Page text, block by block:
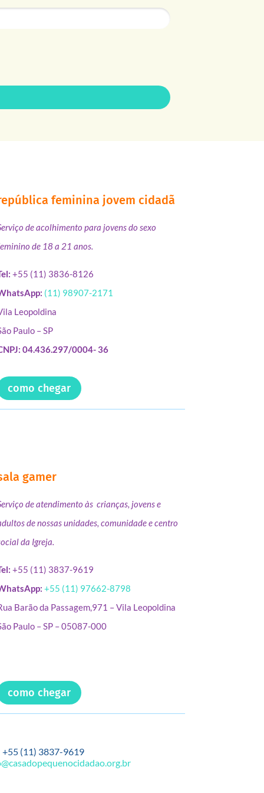
feminina jovem cidadã
de acolhimento para jovens do sexo
de 18 a 21 anos.
+55 (11) 3836-8126
(11) 98907-2171
Leopoldina
Paulo – SP
04.436.297/0004- 36
como chegar
gamer
de atendimento às crianças, jovens e
de nossas unidades, comunidade e centro
da Igreja.
+55 (11) 3837-9619
+55 (11) 97662-8798
Barão da Passagem,971 – Vila Leopoldina
Paulo – SP – 05087-000
como chegar
+55 (11) 3837-9619